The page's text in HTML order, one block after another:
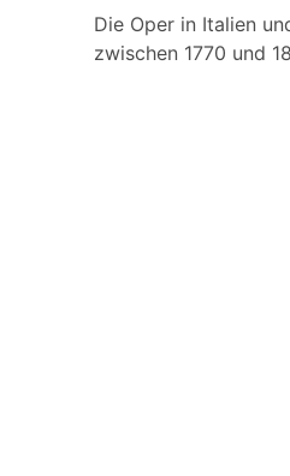
Die Oper in Italien
zwischen 1770 und